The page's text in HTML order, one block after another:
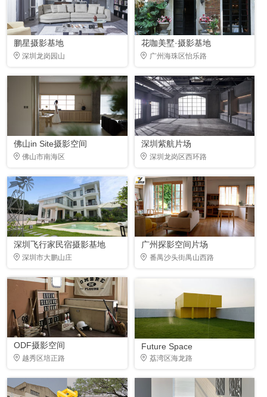
鹏星摄影基地
深圳龙岗园山
花咖美墅·摄影基地
广州海珠区怡乐路
佛山in Site摄影空间
佛山市南海区
深圳紫航片场
深圳龙岗区西环路
深圳飞行家民宿摄影基地
深圳市大鹏山庄
广州探影空间片场
番禺沙头街禺山西路
ODF摄影空间
越秀区培正路
Future Space
荔湾区海龙路